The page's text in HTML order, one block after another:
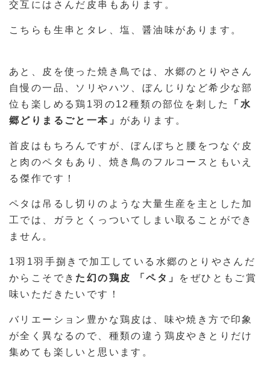
交互にはさんだ皮串もあります。
こちらも生串とタレ、塩、醤油味があります。
あと、皮を使った焼き鳥では、水郷のとりやさん
自慢の一品、ソリやハツ、ぼんじりなど希少な部
位も楽しめる鶏1羽の12種類の部位を刺した
「水
郷どりまるごと一本」 があります。
首皮はもちろんですが、ぼんぼちと腰をつなぐ皮
と肉のペタもあり、焼き鳥のフルコースともいえ
る傑作です！
ペタは吊るし切りのような大量生産を主とした加
工では、ガラとくっついてしまい取ることができ
ません。
1羽1羽手捌きで加工している水郷のとりやさんだ
からこそでき た幻の鶏皮 「ペタ」 をぜひともご賞
味いただきたいです！
バリエーション豊かな鶏皮は、味や焼き方で印象
が全く異なるので、種類の違う鶏皮やきとりだけ
集めても楽しいと思います。